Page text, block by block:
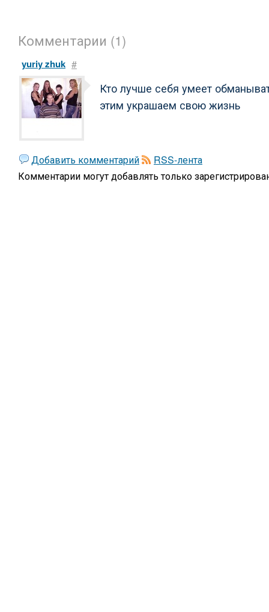
Комментарии (1)
yuriy zhuk #
Кто лучше себя умеет
этим украшаем свою жизнь
Добавить комментарий
RSS-лента
Комментарии могут добавлять только